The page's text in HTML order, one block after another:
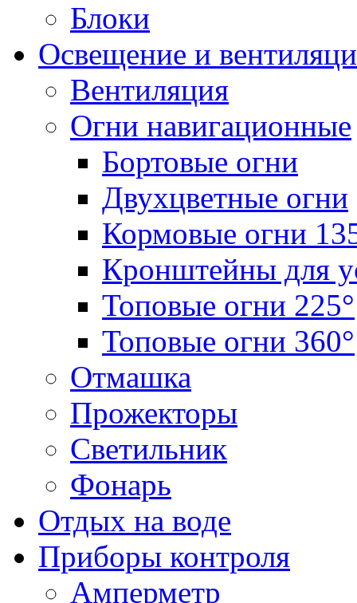
Блоки
Освещение и
Вентиляция
Огни навигационные
Бортовые огни
Двухцветные огни
Кормовые огни
Кронштейны для
Топовые огни 225°
Топовые огни 360°
Отмашка
Прожекторы
Светильник
Фонарь
Отдых на воде
Приборы контроля
Амперметр